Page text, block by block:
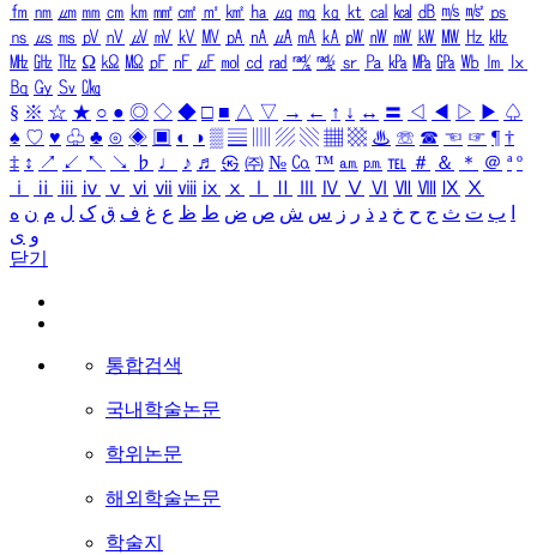
㎙ ㎚ ㎛ ㎜ ㎝ ㎞ ㎟ ㎠ ㎡ ㎢ ㏊ ㎍ ㎎ ㎏ ㏏ ㎈ ㎉ ㏈ ㎧ ㎨ ㎰
㎱ ㎲ ㎳ ㎴ ㎵ ㎶ ㎷ ㎸ ㎹ ㎀ ㎁ ㎂ ㎃ ㎄ ㎺ ㎻ ㎽ ㎾ ㎿ ㎐ ㎑
㎒ ㎓ ㎔ Ω ㏀ ㏁ ㎊ ㎋ ㎌ ㏖ ㏅ ㎭ ㎮ ㎯ ㏛ ㎩ ㎪ ㎫ ㎬ ㏝ ㏐
㏓
㏃ ㏉ ㏜ ㏆
§ ※ ☆ ★ ○ ● ◎ ◇ ◆ □ ■ △ ▽ → ← ↑ ↓ ↔ 〓 ◁ ◀ ▷ ▶ ♤
♠ ♡ ♥ ♧ ♣ ⊙ ◈ ▣ ◐ ◑ ▒ ▤ ▨ ▧ ▦ ▩ ♨ ☏ ☎ ☜ ☞ ¶ †
‡ ↕ ↗ ↙ ↖ ↘ ♭ ♩ ♪ ♬ ㉿ ㈜ № ㏇ ™ ㏂ ㏘ ℡ ＃ ＆ ＊ ＠ ª º
ⅰ
ⅱ ⅲ ⅳ ⅴ ⅵ ⅶ ⅷ ⅸ ⅹ Ⅳ Ⅴ Ⅵ Ⅶ Ⅷ Ⅸ Ⅹ
ب ت ث ج ح خ د ذ ر ز س ش ص ض ط ظ ع غ ف ق ک ل م ن ه
و ی
닫기
통합검색
국내학술논문
학위논문
해외학술논문
학술지